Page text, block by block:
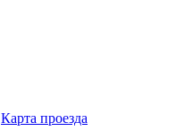
Карта проезда